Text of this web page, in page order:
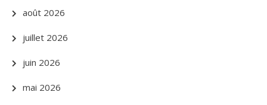
août 2026
juillet 2026
juin 2026
mai 2026